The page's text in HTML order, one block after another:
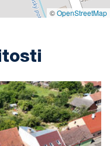
©OpenStreetMap